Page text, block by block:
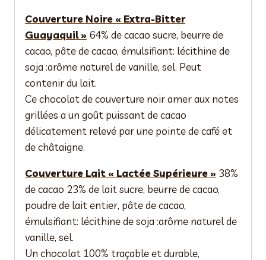
Couverture Noire « Extra-Bitter
Guayaquil » 64% de cacao sucre, beurre de
cacao, pâte de cacao, émulsifiant: lécithine de
soja :arôme naturel de vanille, sel. Peut
contenir du lait.
Ce chocolat de couverture noir amer aux notes
grillées a un goût puissant de cacao
délicatement relevé par une pointe de café et
de châtaigne.
Couverture Lait « Lactée Supérieure » 38%
de cacao 23% de lait sucre, beurre de cacao,
poudre de lait entier, pâte de cacao,
émulsifiant: lécithine de soja :arôme naturel de
vanille, sel.
Un chocolat 100% traçable et durable,